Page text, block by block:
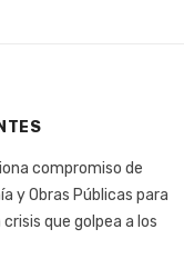
compromiso de
y Obras Públicas para
que golpea a los